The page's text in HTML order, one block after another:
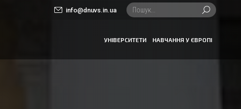
info@dnuvs.in.ua Search:
УНІВЕРСИТЕТИ НАВЧАННЯ У ЄВРОПІ